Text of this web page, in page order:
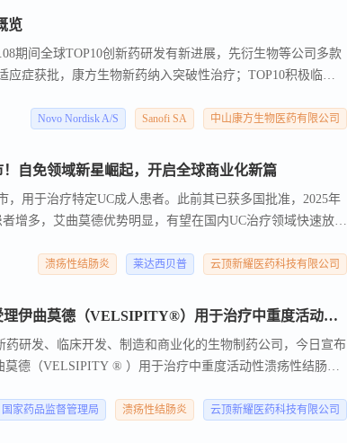
览
期间全球TOP10创新药研发有新进展，先衍生物等公司多款
症获批，康方生物新药纳入突破性治疗；TOP10积极临床
Novo Nordisk A/S Sanofi SA 中山康方生物医药有限公司
自免领域新星崛起，开启全球商业化新篇
用于治疗特定UC成人患者。此前其已获多国批准，2025年
增多，艾曲莫德优势明显，有望在国内UC治疗领域快速放
溃疡性结肠炎 莱达西贝普 云顶新耀医药科技有限公司
云顶新耀宣布韩国食品药品安全部正式受理伊曲莫德（VELSIPITY®）用于治疗中重度活动性溃疡性结肠炎的新药上市许可申请
研发、临床开发、制造和商业化的生物制药公司，今日宣布
德（VELSIPITY ® ）用于治疗中重度活动性溃疡性结肠炎
2024年12月，伊曲莫德（维适平 ® ）的新药上市申请获得
国家药品监督管理局 溃疡性结肠炎 云顶新耀医药科技有限公司